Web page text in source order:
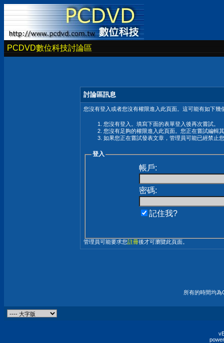
PCDVD數位科技討論區
討論區訊息
您沒有登入或者您沒有權限進入此頁面。這可能有如下幾
您沒有登入。填寫下面的表單登入後再次嘗試。
您沒有足夠的權限進入此頁面。您正在嘗試編輯
如果您正在嘗試發表文章，管理員可能已經禁止
登入
帳戶:
密碼:
記住我?
管理員可能要求您註冊後才可瀏覽此頁面。
所有的時間均為